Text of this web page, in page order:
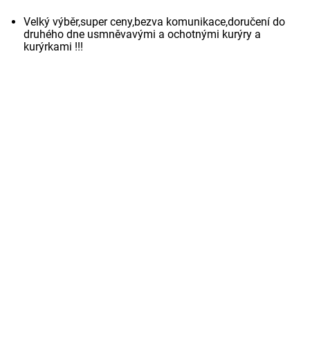
Velký výběr,super ceny,bezva komunikace,doručení do
druhého dne usmněvavými a ochotnými kurýry a
kurýrkami !!!